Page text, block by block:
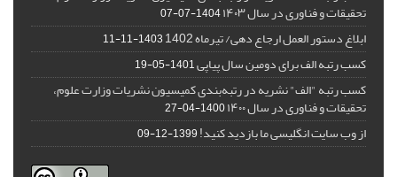
تحقیقات و فناوری در سال ۱۴۰۳ 1404-07-07
ابلاغ دستور العمل ارجاع دهی/ تیرماه 1402 1403-11-11
کسب رتبه الف برای دومین سال پیاپی1401-05-19
کسب رتبه "الف" نشریه در رتبه‌بندی کمیسیون نشریات وزارت علوم،
تحقیقات و فناوری در سال ۱۴۰۰ 1400-04-27
از وب سایت انگلیسی ما بازدید کنید!1399-12-09